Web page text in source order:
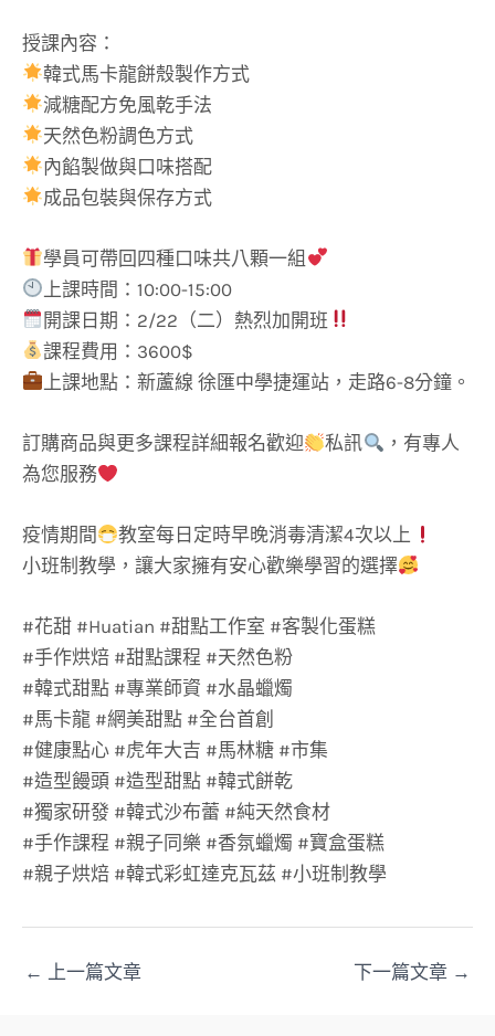
授課內容：
韓式馬卡龍餅殼製作方式
減糖配方免風乾手法
天然色粉調色方式
內餡製做與口味搭配
成品包裝與保存方式
學員可帶回四種口味共八顆一組
上課時間：10:00-15:00
開課日期：2/22（二）熱烈加開班
課程費用：3600$
上課地點：新蘆線 徐匯中學捷運站，走路6-8分鐘。
訂購商品與更多課程詳細報名歡迎 私訊
，有專人
為您服務
疫情期間
教室每日定時早晚消毒清潔4次以上
小班制教學，讓大家擁有安心歡樂學習的選擇
#花甜 #Huatian #甜點工作室 #客製化蛋糕
#手作烘焙 #甜點課程 #天然色粉
#韓式甜點 #專業師資 #水晶蠟燭
#馬卡龍 #網美甜點 #全台首創
#健康點心 #虎年大吉 #馬林糖 #市集
#造型饅頭 #造型甜點 #韓式餅乾
#獨家研發 #韓式沙布蕾 #純天然食材
#手作課程 #親子同樂 #香氛蠟燭 #寶盒蛋糕
#親子烘焙 #韓式彩虹達克瓦茲 #小班制教學
← 上一篇文章 下一篇文章 →